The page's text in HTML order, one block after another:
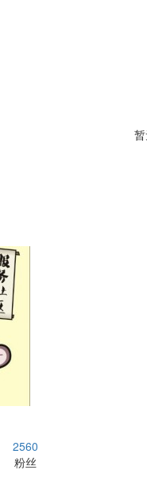
2560
粉丝